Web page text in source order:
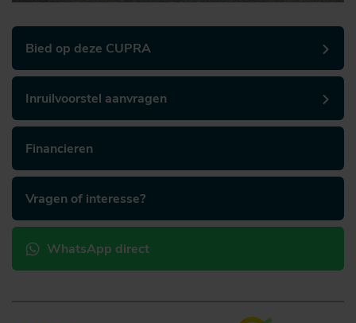
Bied op deze CUPRA
Inruilvoorstel aanvragen
Financieren
Vragen of interesse?
WhatsApp direct